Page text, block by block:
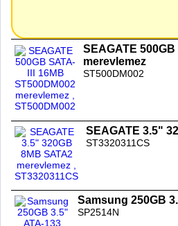
SEAGATE 500GB
merevlemez
ST500DM002
SEAGATE 3.5"
ST3320311CS
Samsung 250GB
SP2514N